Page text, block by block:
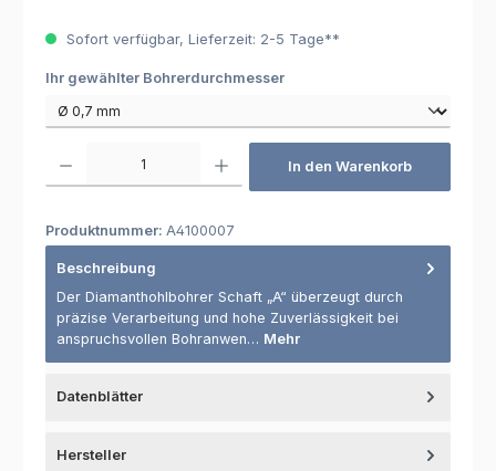
Sofort verfügbar, Lieferzeit: 2-5 Tage**
Ihr gewählter Bohrerdurchmesserauswählen
In den Warenkorb
Produktnummer: A4100007
Beschreibung
Der Diamanthohlbohrer Schaft „A“ überzeugt durch
präzise Verarbeitung und hohe Zuverlässigkeit bei
anspruchsvollen Bohranwen… Mehr
Datenblätter
Hersteller